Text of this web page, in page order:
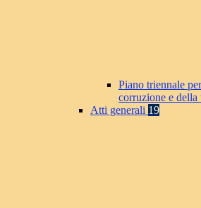
Piano triennale
corruzione e della
Atti generali 19